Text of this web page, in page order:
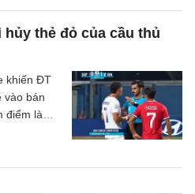
thẻ đỏ của cầu thủ
khiến ĐT
vào bán
điểm là